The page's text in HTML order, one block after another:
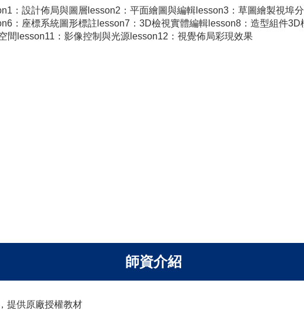
：設計佈局與圖層lesson2：平面繪圖與編輯lesson3：草圖繪製視埠
：座標系統圖形標註lesson7：3D檢視實體編輯lesson8：造型組件
間lesson11：影像控制與光源lesson12：視覺佈局彩現效果
師資介紹
提供原廠授權教材